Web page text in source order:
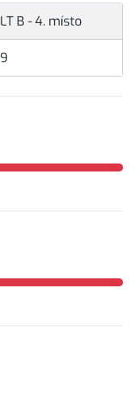
LT B - 4. místo
9